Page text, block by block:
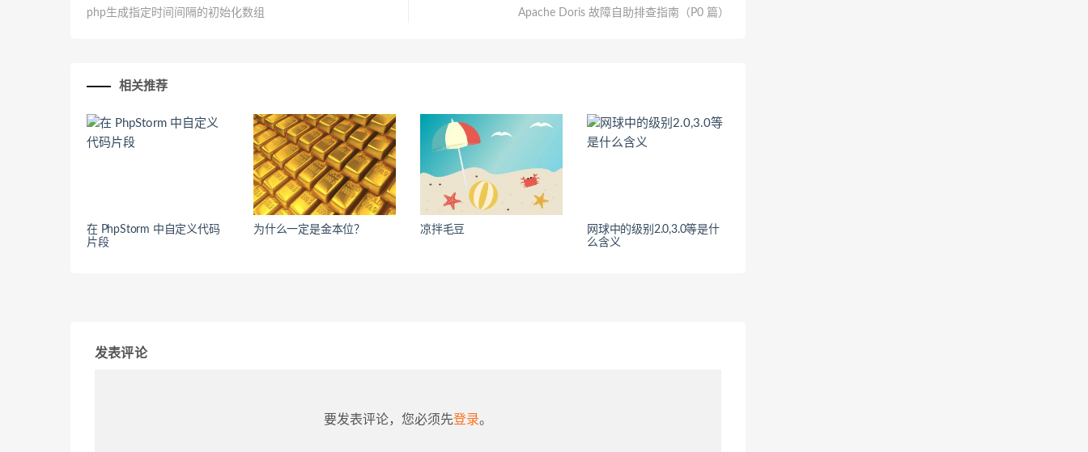
php生成指定时间间隔的初始化数组
Apache Doris 故障自助排查指南（P0 篇）
相关推荐
在 PhpStorm 中自定义代码
片段
为什么一定是金本位？ 凉拌毛豆
网球中的级别2.0,3.0等是什
么含义
发表评论
要发表评论，您必须先登录。